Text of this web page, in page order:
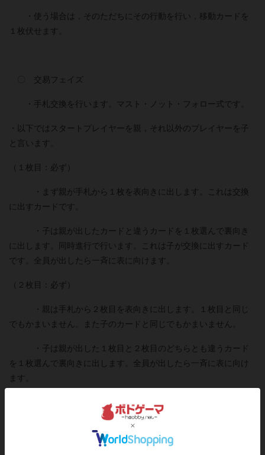
・使う場合は，そのただちにその行動を行い，移動カードを
１枚伏せます。
〇 交易フェイズ
・手札交換を行います。マスト・ノット・フォロー式です。
・以下ではスタートプレイヤーを親，それ以外のプレイヤーを子
と言います。
（１枚目：必ず）
・まず親が手札から１枚を表向きに出します。これは交換
に出すカードです。
・子は親が出したカードと違うカードを１枚選んで裏向き
に出します。同時進行で行います。これは子が交換に出すカード
です。全員が出したら一斉に表に向けます。
（２枚目：必ず）
・親は手札から２枚目を表向きに出します。１枚目と同じ
でもかまいません。また子のカードと同じでもかまいません。
・子は親が出した１枚目と２枚目のどちらとも違うカード
を１枚選んで裏向きに出します。全員が出したら一斉に表に向け
ます。
・親は２枚だけでやめることもできます。